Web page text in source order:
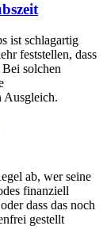
ist schlagartig
feststellen, dass
solchen
Ausgleich.
ab, wer seine
finanziell
dass das noch
gestellt